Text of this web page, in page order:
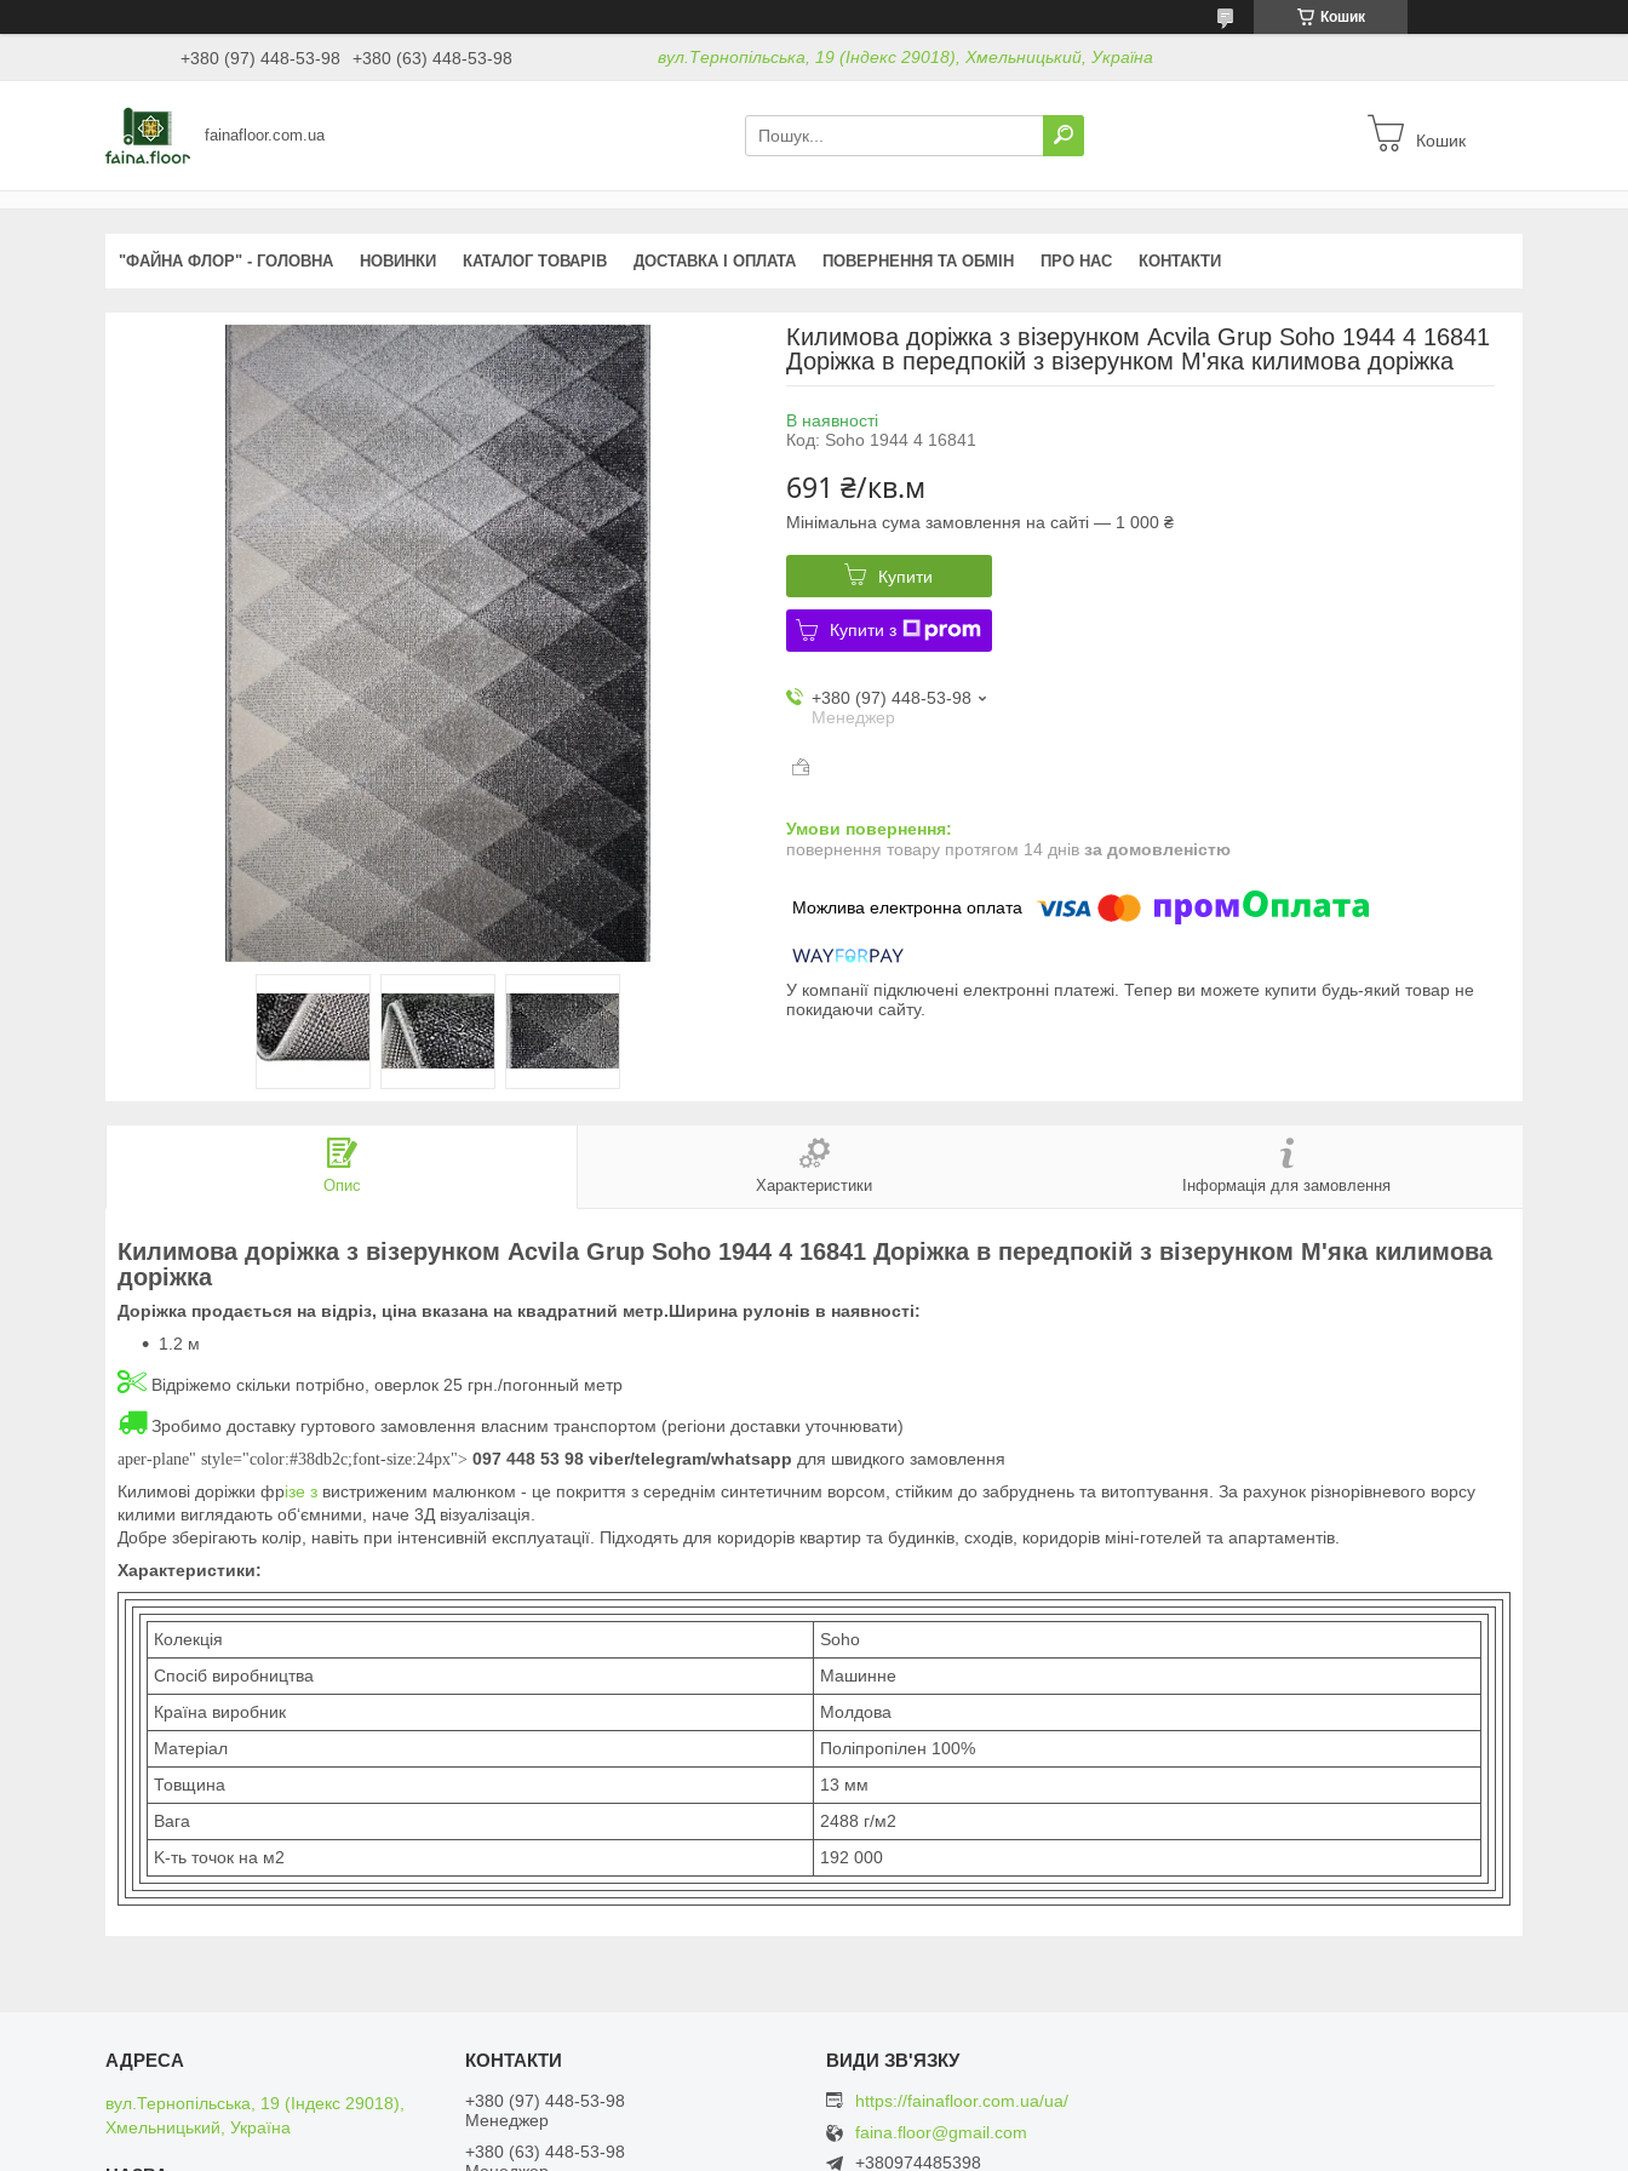
Кошик
+380 (97) 448-53-98 +380 (63) 448-53-98 вул.Тернопільська, 19 (Індекс 29018), Хмельницький, Україна
fainafloor.com.ua Кошик
"ФАЙНА ФЛОР" - ГОЛОВНА НОВИНКИ КАТАЛОГ ТОВАРІВ ДОСТАВКА І ОПЛАТА ПОВЕРНЕННЯ ТА ОБМІН ПРО НАС КОНТАКТИ
Килимова доріжка з візерунком Acvila Grup Soho 1944 4 16841
Доріжка в передпокій з візерунком М'яка килимова доріжка
В наявності
Код: Soho 1944 4 16841
691 ₴/кв.м
Мінімальна сума замовлення на сайті — 1 000 ₴
Купити
Купити з
+380 (97) 448-53-98
Менеджер
повернення товару протягом 14 днів за домовленістю
У компанії підключені електронні платежі. Тепер ви можете купити будь-який товар не
покидаючи сайту.
Опис Характеристики Інформація для замовлення
Килимова доріжка з візерунком Acvila Grup Soho 1944 4 16841 Доріжка в передпокій з візерунком М'яка килимова
доріжка
Доріжка продається на відріз, ціна вказана на квадратний метр.Ширина рулонів в наявності:
1.2 м
Відріжемо скільки потрібно, оверлок 25 грн./погонный метр
Зробимо доставку гуртового замовлення власним транспортом (регіони доставки уточнювати)
aper-plane" style="color:#38db2c;font-size:24px"> 097 448 53 98 viber/telegram/whatsapp для швидкого замовлення
Килимові доріжки фрізе з вистриженим малюнком - це покриття з середнім синтетичним ворсом, стійким до забруднень та витоптування. За рахунок різнорівневого ворсу
килими виглядають об‘ємними, наче 3Д візуалізація.
Добре зберігають колір, навіть при інтенсивній експлуатації. Підходять для коридорів квартир та будинків, сходів, коридорів міні-готелей та апартаментів.
Характеристики:
Колекція
Soho
Спосіб виробництва
Машинне
Країна виробник
Молдова
Матеріал
Поліпропілен 100%
Товщина
13 мм
Вага
2488 г/м2
K-ть точок на м2
192 000
вул.Тернопільська, 19 (Індекс 29018),
Хмельницький, Україна
+380 (97) 448-53-98
Менеджер
+380 (63) 448-53-98
https://fainafloor.com.ua/ua/
faina.floor@gmail.com
+380974485398